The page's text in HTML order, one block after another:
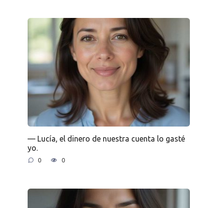
— Lucía, el dinero de nuestra cuenta lo gasté
yo.
0 0